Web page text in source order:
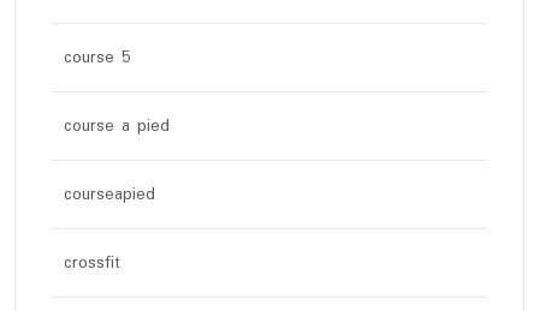
course 5
course a pied
courseapied
crossfit